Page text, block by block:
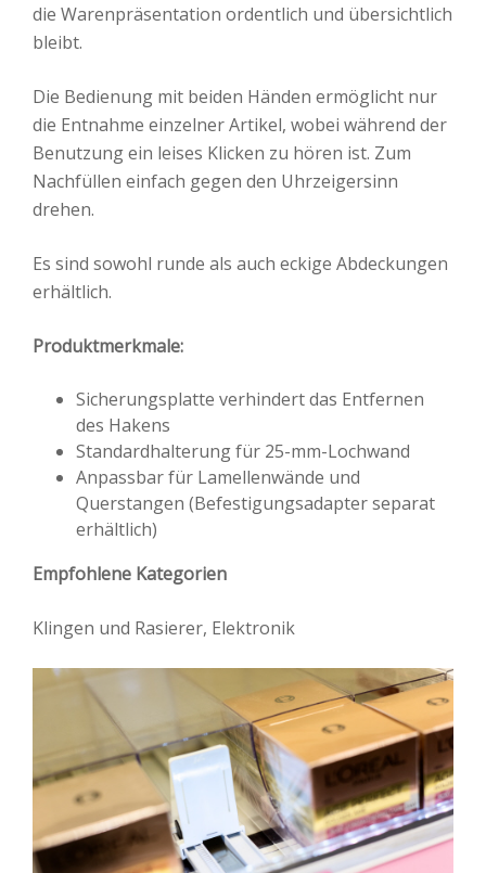
die Warenpräsentation ordentlich und übersichtlich
bleibt.
Die Bedienung mit beiden Händen ermöglicht nur
die Entnahme einzelner Artikel, wobei während der
Benutzung ein leises Klicken zu hören ist. Zum
Nachfüllen einfach gegen den Uhrzeigersinn
drehen.
Es sind sowohl runde als auch eckige Abdeckungen
erhältlich.
Produktmerkmale:
Sicherungsplatte verhindert das Entfernen
des Hakens
Standardhalterung für 25-mm-Lochwand
Anpassbar für Lamellenwände und
Querstangen (Befestigungsadapter separat
erhältlich)
Empfohlene Kategorien
Klingen und Rasierer, Elektronik